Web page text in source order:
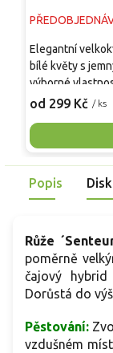
od 299 Kč / ks
Elegantní
bílé květy s
výborné
vzpřímený,
průměru 10–12
jemná až
se hodí do
svatebních a
Popis
Růže
poměrně
čajový hybrid
Dorůstá do
Pěstování:
vzdušném